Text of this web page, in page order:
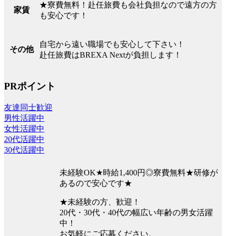
家賃
★寮費無料！赴任旅費も会社負担なので遠方の方
も安心です！
その他
自宅から遠い職場でも安心して下さい！
赴任旅費はBREXA Nextが負担します！
PRポイント
友達同士歓迎
男性活躍中
女性活躍中
20代活躍中
30代活躍中
未経験OK★時給1,400円◎寮費無料★研修が
あるので安心です★
★未経験の方、歓迎！
20代・30代・40代の幅広い年齢の男女活躍
中！
お気軽にご応募ください。